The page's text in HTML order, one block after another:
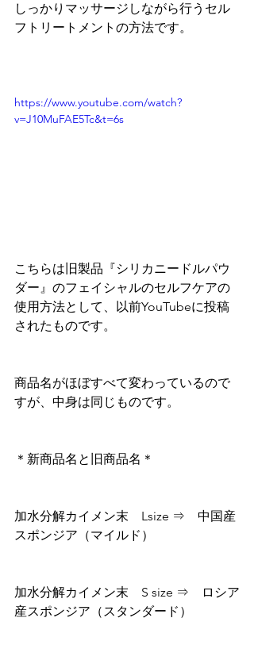
しっかりマッサージしながら行うセル
フトリートメントの方法です。
https://www.youtube.com/watch?
v=J10MuFAE5Tc&t=6s
こちらは旧製品『シリカニードルパウ
ダー』のフェイシャルのセルフケアの
使用方法として、以前YouTubeに投稿
されたものです。
商品名がほぼすべて変わっているので
すが、中身は同じものです。
＊新商品名と旧商品名＊
加水分解カイメン末　Lsize ⇒　中国産
スポンジア（マイルド）
加水分解カイメン末　S size ⇒　ロシア
産スポンジア（スタンダード）